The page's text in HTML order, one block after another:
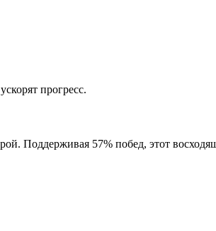
прогресс.
Поддерживая 57% побед, этот